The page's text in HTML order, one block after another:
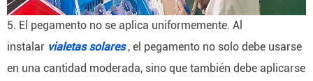
5. El pegamento no se aplica uniformemente. Al
instalar vialetas solares, el pegamento no solo debe usarse
en una cantidad moderada, sino que también debe aplicarse